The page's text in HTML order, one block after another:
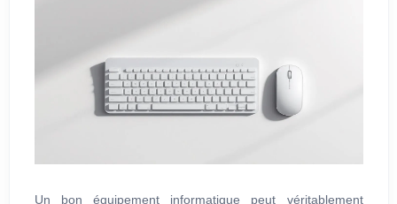
Un bon équipement informatique peut véritablement